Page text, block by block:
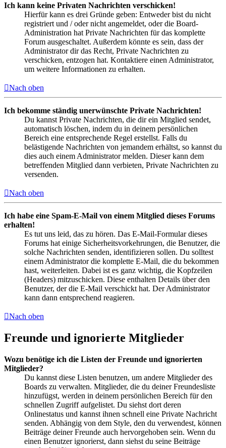
Ich kann keine Privaten Nachrichten verschicken!
Hierfür kann es drei Gründe geben: Entweder bist du nicht
registriert und / oder nicht angemeldet, oder die Board-
Administration hat Private Nachrichten für das komplette
Forum ausgeschaltet. Außerdem könnte es sein, dass der
Administrator dir das Recht, Private Nachrichten zu
verschicken, entzogen hat. Kontaktiere einen Administrator,
um weitere Informationen zu erhalten.
Nach oben
Ich bekomme ständig unerwünschte Private Nachrichten!
Du kannst Private Nachrichten, die dir ein Mitglied sendet,
automatisch löschen, indem du in deinem persönlichen
Bereich eine entsprechende Regel erstellst. Falls du
belästigende Nachrichten von jemandem erhältst, so kannst du
dies auch einem Administrator melden. Dieser kann dem
betreffenden Mitglied dann verbieten, Private Nachrichten zu
versenden.
Nach oben
Ich habe eine Spam-E-Mail von einem Mitglied dieses Forums
erhalten!
Es tut uns leid, das zu hören. Das E-Mail-Formular dieses
Forums hat einige Sicherheitsvorkehrungen, die Benutzer, die
solche Nachrichten senden, identifizieren sollen. Du solltest
einem Administrator die komplette E-Mail, die du bekommen
hast, weiterleiten. Dabei ist es ganz wichtig, die Kopfzeilen
(Headers) mitzuschicken. Diese enthalten Details über den
Benutzer, der die E-Mail verschickt hat. Der Administrator
kann dann entsprechend reagieren.
Nach oben
Freunde und ignorierte Mitglieder
Wozu benötige ich die Listen der Freunde und ignorierten
Mitglieder?
Du kannst diese Listen benutzen, um andere Mitglieder des
Boards zu verwalten. Mitglieder, die du deiner Freundesliste
hinzufügst, werden in deinem persönlichen Bereich für den
schnellen Zugriff aufgelistet. Du siehst dort deren
Onlinestatus und kannst ihnen schnell eine Private Nachricht
senden. Abhängig von dem Style, den du verwendest, können
Beiträge deiner Freunde auch hervorgehoben sein. Wenn du
einen Benutzer ignorierst, dann siehst du seine Beiträge